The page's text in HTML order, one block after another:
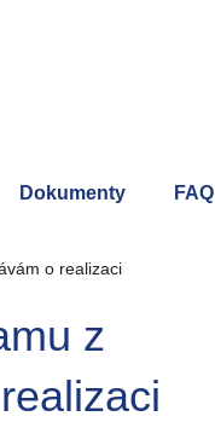
Dokumenty FAQ
o realizaci
z